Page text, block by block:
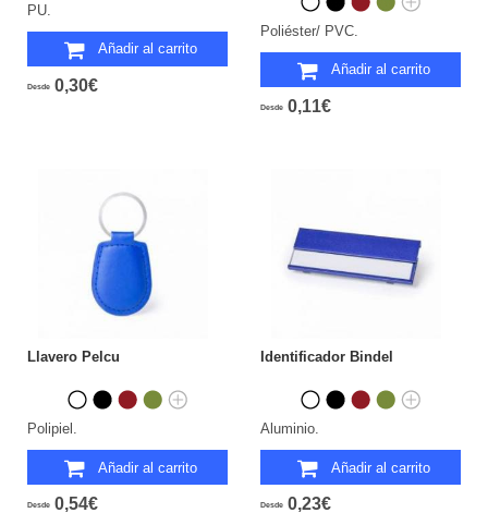
PU.
Añadir al carrito
Desde 0,30€
Poliéster/ PVC.
Añadir al carrito
Desde 0,11€
Llavero Pelcu
Polipiel.
Añadir al carrito
Desde 0,54€
Identificador Bindel
Aluminio.
Añadir al carrito
Desde 0,23€